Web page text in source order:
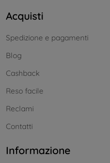
Acquisti
Spedizione e pagamenti
Blog
Cashback
Reso facile
Reclami
Contatti
Informazione